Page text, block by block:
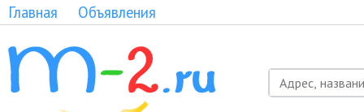
Главная Объявления